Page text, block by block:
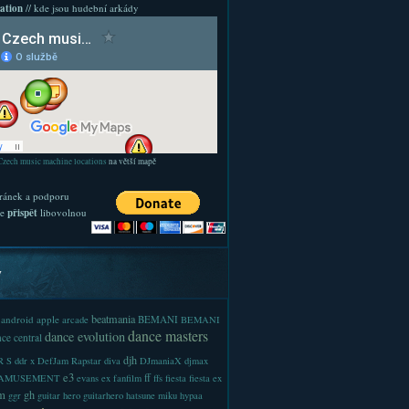
// kde jsou hudební arkády
music machine locations na větší mapě
a podporu
přispětlibovolnou
android apple arcade beatmania BEMANI BEMANI
central dance evolutiondance masters
S ddr x DefJam Rapstar diva djh DJmaniaX djmax
e3 evans ex fanfilm ff ffs fiesta fiesta ex
ggr gh guitar hero guitarhero hatsune miku hypaa